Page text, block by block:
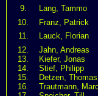
9.
Lang, Tammo
10.
Franz, Patrick
11.
Lauck, Florian
12.
Jahn, Andreas
13.
Kiefer, Jonas
14.
Stief, Philipp
15.
Detzen, Thomas
16.
Trautmann, Marc